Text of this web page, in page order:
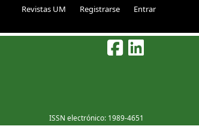
Revistas UM Registrarse Entrar
ISSN electrónico: 1989-4651